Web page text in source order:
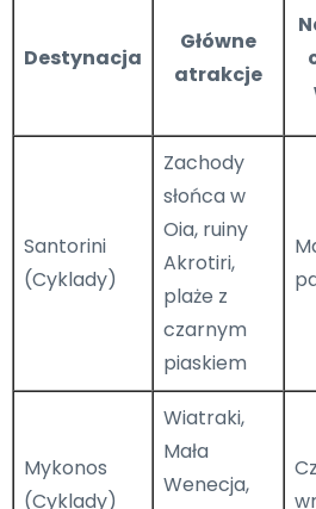
Destynacja
Główne
atrakcje
Santorini
(Cyklady)
Zachody
słońca w
Oia, ruiny
Akrotiri,
plaże z
czarnym
piaskiem
Mykonos
(Cyklady)
Wiatraki,
Mała
Wenecja,